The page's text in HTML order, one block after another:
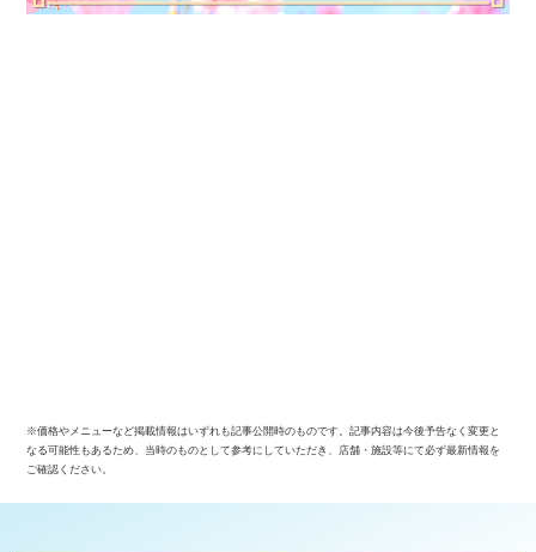
※価格やメニューなど掲載情報はいずれも記事公開時のものです。記事内容は今後予告なく変更と
なる可能性もあるため、当時のものとして参考にしていただき、店舗・施設等にて必ず最新情報を
ご確認ください。